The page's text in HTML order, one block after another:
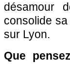
désamour
consolide
sur Lyon.
Que